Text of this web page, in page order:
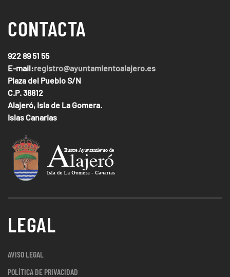
CONTACTA
922 89 51 55
E-mail:registro@ayuntamientoalajero.es
Plaza del Pueblo S/N
C.P. 38812
Alajeró, Isla de La Gomera.
Islas Canarias
LEGAL
AVISO LEGAL
POLÍTICA DE PRIVACIDAD